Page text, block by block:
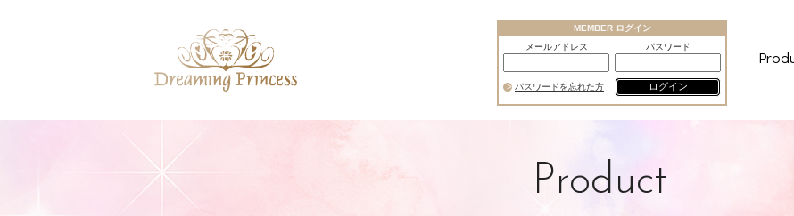
MEMBER ログイン
メールアドレス
パスワード
パスワードを忘れた方 ログイン
Product